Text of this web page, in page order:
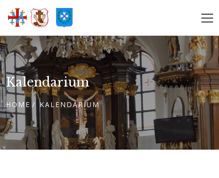
Kalendarium
HOME KALENDARIUM